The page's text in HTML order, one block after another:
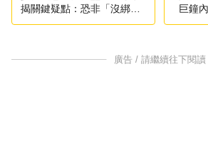
揭關鍵疑點：恐非「沒綁
緊」
巨鐘
廣告 / 請繼續往下閱讀